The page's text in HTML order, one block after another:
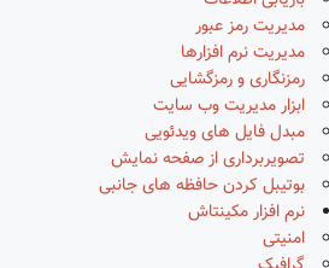
مدیریت رمز عبور
مدیریت نرم افزارها
رمزنگاری و رمزگشایی
ابزار مدیریت وب سایت
مبدل فایل های ویدئویی
تصویربرداری از صفحه نمایش
بوتیبل کردن حافظه های جانبی
نرم افزار مکینتاش
امنیتی